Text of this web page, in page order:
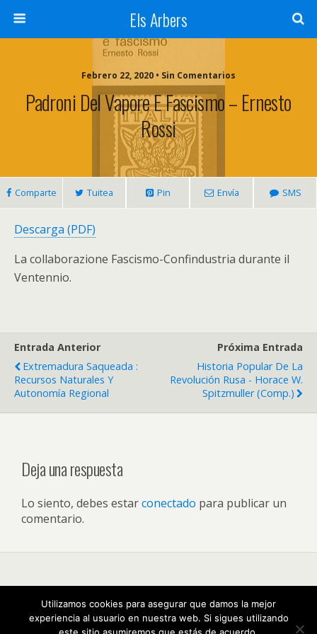
Els Arbers
Febrero 22, 2020 • Sin Comentarios
Padroni Del Vapore E Fascismo – Ernesto
Rossi
Comparte Tuitea Pin Envía SMS
Descarga (PDF)
La collaborazione Fascismo-Confindustria durante il
Ventennio.
Entrada Anterior
Extremadura Saqueada :
Recursos Naturales Y
Autonomía Regional
Próxima Entrada
Historia Popular De La
Revolución Rusa - Horace W.
Spitzmuller (comp.)
Deja una respuesta
Lo siento, debes estarconectado para publicar un
comentario.
Móvil Escritorio
Utilizamos cookies para asegurar que damos la mejor
experiencia al usuario en nuestra web. Si sigues utilizando